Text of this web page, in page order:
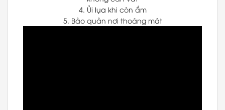
4. Ủi lụa khi còn ẩm
5. Bảo quản nơi thoáng mát